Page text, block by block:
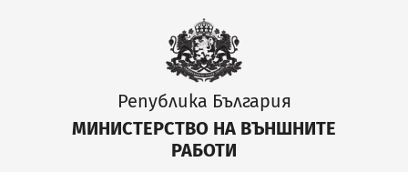
Република България
МИНИСТЕРСТВО НА ВЪНШНИТЕ
РАБОТИ